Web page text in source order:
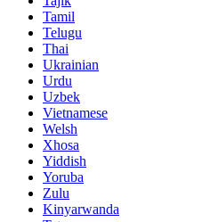
Tamil
Telugu
Thai
Ukrainian
Urdu
Uzbek
Vietnamese
Welsh
Xhosa
Yiddish
Yoruba
Zulu
Kinyarwanda